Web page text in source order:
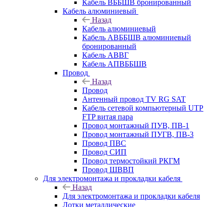
Кабель ВББШВ бронированный
Кабель алюминиевый
Назад
Кабель алюминиевый
Кабель АВББШВ алюминиевый
бронированный
Кабель АВВГ
Кабель АПВББШВ
Провод
Назад
Провод
Антенный провод TV RG SAT
Кабель сетевой компьютерный UTP
FTP витая пара
Провод монтажный ПУВ, ПВ-1
Провод монтажный ПУГВ, ПВ-3
Провод ПВС
Провод СИП
Провод термостойкий РКГМ
Провод ШВВП
Для электромонтажа и прокладки кабеля
Назад
Для электромонтажа и прокладки кабеля
Лотки металлические